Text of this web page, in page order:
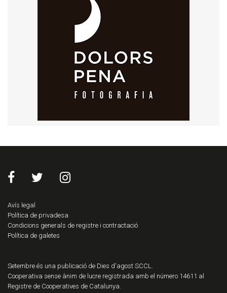
Avís legal
Política de privadesa
Condicions generals de registre i contractació
Política de galetes
Setembre és una publicació de Dies d'agost SCCL.
Cooperativa sense ànim de lucre registrada amb el número 14611 al
Registre de Cooperatives de Catalunya.